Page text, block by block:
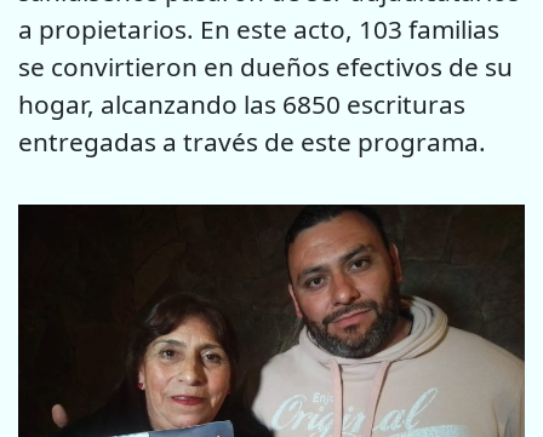
a propietarios. En este acto, 103 familias
se convirtieron en dueños efectivos de su
hogar, alcanzando las 6850 escrituras
entregadas a través de este programa.